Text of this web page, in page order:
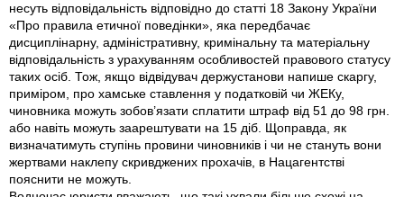
несуть відповідальність відповідно до статті 18 Закону України
«Про правила етичної поведінки», яка передбачає
дисциплінарну, адміністративну, кримінальну та матеріальну
відповідальність з урахуванням особливостей правового статусу
таких осіб. Тож, якщо відвідувач держустанови напише скаргу,
приміром, про хамське ставлення у податковій чи ЖЕКу,
чиновника можуть зобов’язати сплатити штраф від 51 до 98 грн.
або навіть можуть заарештувати на 15 діб. Щоправда, як
визначатимуть ступінь провини чиновників і чи не стануть вони
жертвами наклепу скривджених прохачів, в Нацагентстві
пояснити не можуть.